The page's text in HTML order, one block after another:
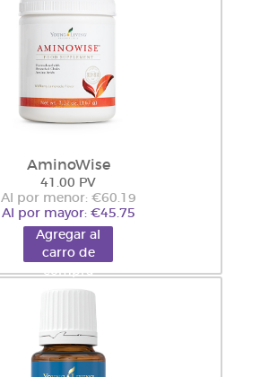
AminoWise
41.00 PV
Al por menor: €60.19
Al por mayor: €45.75
Agregar al
carro de
compra